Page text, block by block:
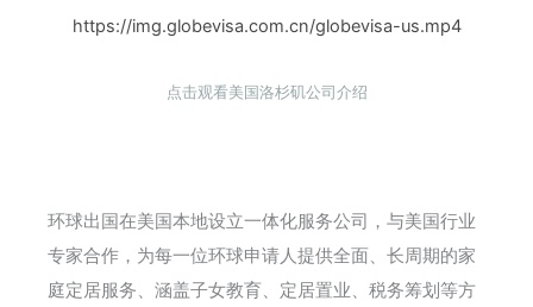
https://img.globevisa.com.cn/globevisa-us.mp4
点击观看美国洛杉矶公司介绍
环球出国在美国本地设立一体化服务公司，与美国行业
专家合作，为每一位环球申请人提供全面、长周期的家
庭定居服务、涵盖子女教育、定居置业、税务筹划等方